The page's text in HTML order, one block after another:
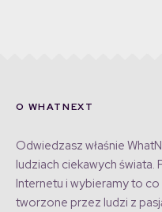
O WHATNEXT
Odwiedzasz właśnie
ludziach ciekawych świata.
Internetu i wybieramy to
tworzone przez ludzi z